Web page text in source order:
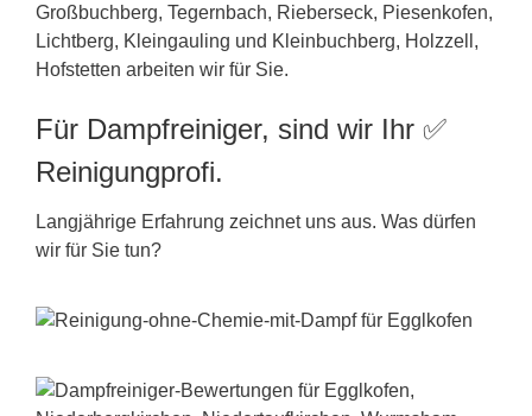
Großbuchberg, Tegernbach, Rieberseck, Piesenkofen,
Lichtberg, Kleingauling und Kleinbuchberg, Holzzell,
Hofstetten arbeiten wir für Sie.
Für Dampfreiniger, sind wir Ihr ✅
Reinigungprofi.
Langjährige Erfahrung zeichnet uns aus. Was dürfen
wir für Sie tun?